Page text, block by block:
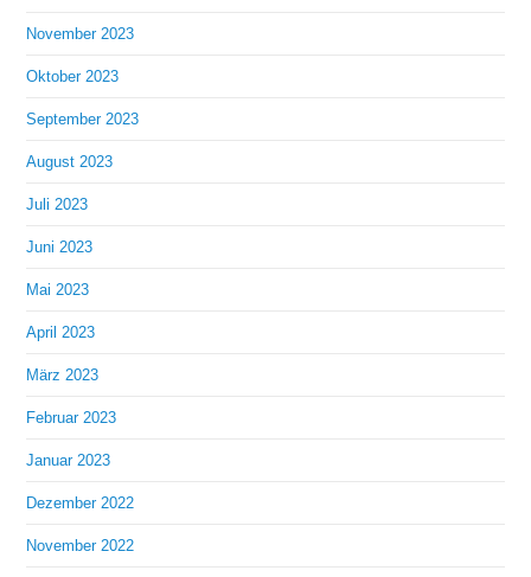
November 2023
Oktober 2023
September 2023
August 2023
Juli 2023
Juni 2023
Mai 2023
April 2023
März 2023
Februar 2023
Januar 2023
Dezember 2022
November 2022